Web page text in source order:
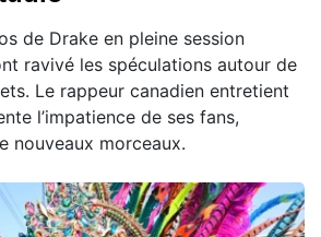
de Drake en pleine session
ravivé les spéculations autour de
Le rappeur canadien entretient
l’impatience de ses fans,
nouveaux morceaux.